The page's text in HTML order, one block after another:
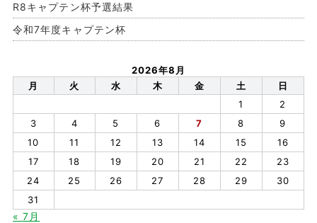
R8キャプテン杯予選結果
令和7年度キャプテン杯
2026年8月
月
火 水 木 金 土
日
1
2
3
4 5 6 7 8
9
10
11 12 13 14 15
16
17
18 19 20 21 22
23
24
25 26 27 28 29
30
31
« 7月